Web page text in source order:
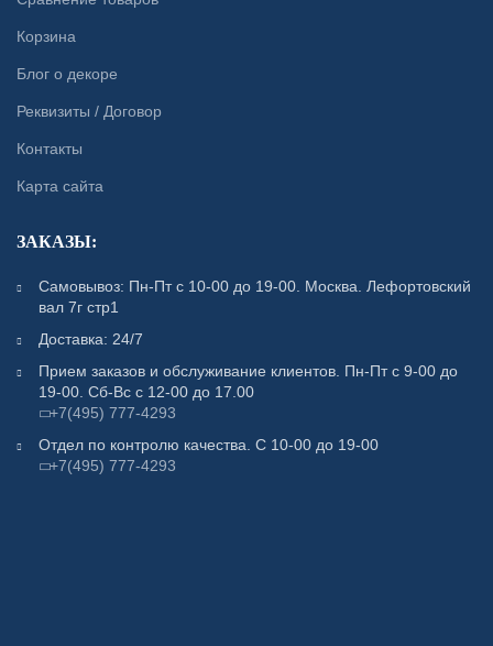
Корзина
Блог о декоре
Реквизиты / Договор
Контакты
Карта сайта
ЗАКАЗЫ:
Самовывоз: Пн-Пт с 10-00 до 19-00. Москва. Лефортовский
вал 7г стр1
Доставка: 24/7
Прием заказов и обслуживание клиентов. Пн-Пт с 9-00 до
19-00. Сб-Вс с 12-00 до 17.00
+7(495) 777-4293
Отдел по контролю качества. С 10-00 до 19-00
+7(495) 777-4293